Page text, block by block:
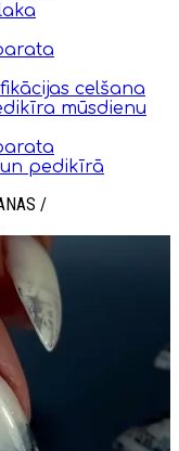
celšana
mūsdienu
pedikīrā
/